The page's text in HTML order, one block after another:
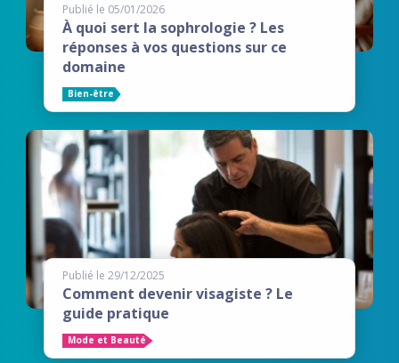
Publié le 05/01/2026
À quoi sert la sophrologie ? Les
réponses à vos questions sur ce
domaine
Bien-être
Publié le 29/12/2025
Comment devenir visagiste ? Le
guide pratique
Mode et Beauté